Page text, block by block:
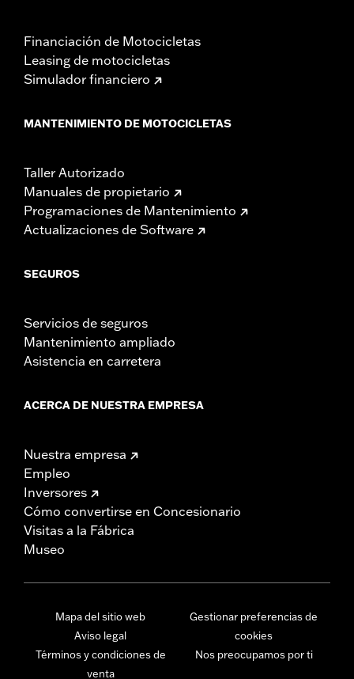
Financiación de Motocicletas
Leasing de motocicletas
Simulador financiero
MANTENIMIENTO DE MOTOCICLETAS
Taller Autorizado
Manuales de propietario
Programaciones de Mantenimiento
Actualizaciones de Software
SEGUROS
Servicios de seguros
Mantenimiento ampliado
Asistencia en carretera
ACERCA DE NUESTRA EMPRESA
Nuestra empresa
Empleo
Inversores
Cómo convertirse en Concesionario
Visitas a la Fábrica
Museo
Mapa del sitio web
Aviso legal
Términos y condiciones de
venta
Gestionar preferencias de
cookies
Nos preocupamos por ti